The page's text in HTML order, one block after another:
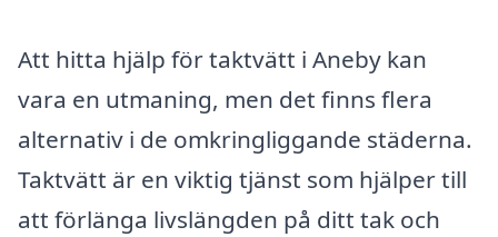
Att hitta hjälp för taktvätt i Aneby kan
vara en utmaning, men det finns flera
alternativ i de omkringliggande städerna.
Taktvätt är en viktig tjänst som hjälper till
att förlänga livslängden på ditt tak och